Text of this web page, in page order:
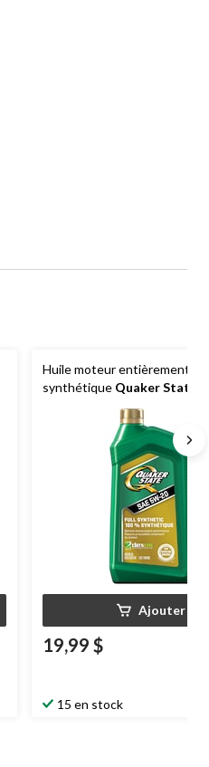
Huile moteur entièrement
synthétique Quaker State
Ajouter
19,99 $
15 en stock